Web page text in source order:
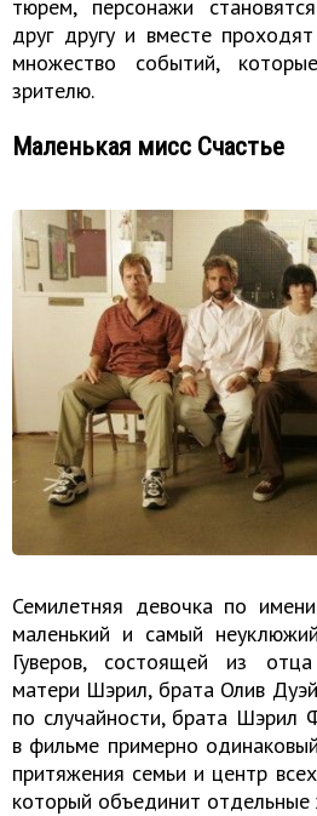
тюрем, персонажи
друг другу и вместе
множество событий,
зрителю.
Маленькая мисс Счастье
Семилетняя девочка по
маленький и самый
Гуверов, состоящей из
матери Шэрил, брата Олив
по случайности, брата Шэрил
в фильме примерно
притяжения семьи и центр
который объединит отдельные